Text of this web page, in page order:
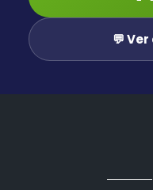
💬